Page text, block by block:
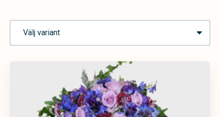
Välj variant
Urndekoration
Begravningskrans
Handbukett